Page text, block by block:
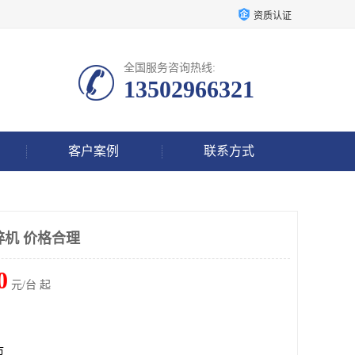
资质认证
全国服务咨询热线:
13502966321
客户案例 联系方式
机 价格合理
元/台 起